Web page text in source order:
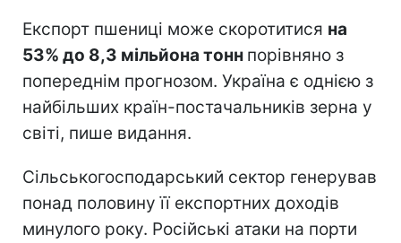
Експорт пшениці може скоротитися на
53% до 8,3 мільйона тонн порівняно з
попереднім прогнозом. Україна є однією з
найбільших країн-постачальників зерна у
світі, пише видання.
Сільськогосподарський сектор генерував
понад половину її експортних доходів
минулого року. Російські атаки на порти